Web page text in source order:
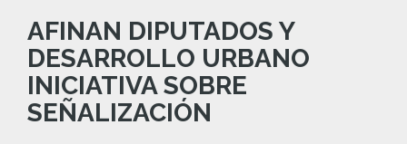
AFINAN DIPUTADOS Y
DESARROLLO URBANO
INICIATIVA SOBRE
SEÑALIZACIÓN